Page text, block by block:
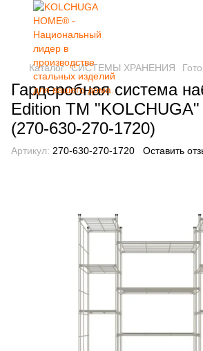
Каталог СИСТЕМЫ ХРАНЕНИЯ
Гардеробная система
Edition ТМ "KOLCHUGA"
(270-630-270-1720)
Артикул: 270-630-270-1720 Оставить